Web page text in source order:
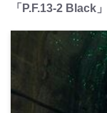
「P.F.13-2 Black